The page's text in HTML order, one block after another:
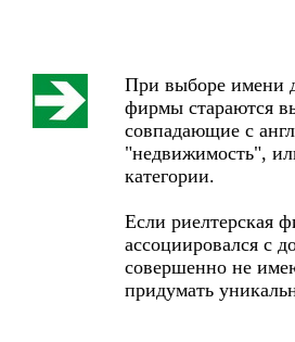
При выборе имени
фирмы стараются
совпадающие с
"недвижимость",
категории.
Если риелтерская
ассоциировался с
совершенно не
придумать